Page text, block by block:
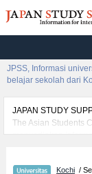
JPSS, Informasi
belajar sekolah dari
JAPAN STUDY
The Asian Students
menyediakan
Kochi /